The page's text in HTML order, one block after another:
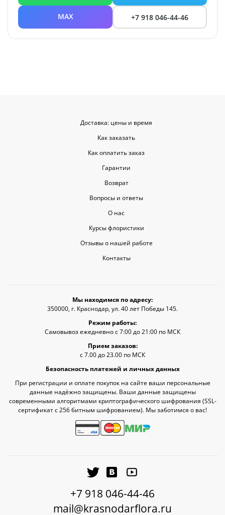
MAX +7 918 046-44-46
Доставка: цены и время
Как заказать
Как оплатить заказ
Гарантии
Возврат
Вопросы и ответы
О нас
Курсы флористики
Отзывы о нашей работе
Контакты
Мы находимся по адресу:
350000, г. Краснодар, ул. 40 лет Победы 145.
Режим работы:
Самовывоз ежедневно с 7:00 до 21:00 по МСК
Прием заказов:
с 7.00 до 23.00 по МСК
Безопасность платежей и личных данных
При регистрации и оплате покупок на сайте ваши персональные
данные надёжно защищены. Ваши данные защищены
современными алгоритмами криптографического шифрования (SSL-
сертификат c 256 битным шифрованием). Мы заботимся о вас!
+7 918 046-44-46
mail@krasnodarflora.ru